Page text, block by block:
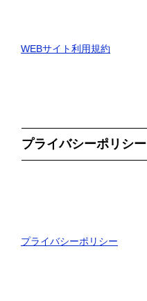
WEBサイト利用規約
プライバシーポリシー
プライバシーポリシー